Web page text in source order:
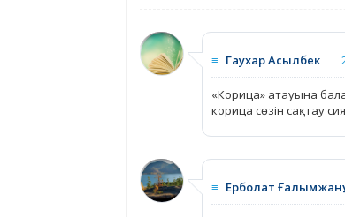
≡ Гаухар Асылбек
«Корица» атауына
корица сөзін сақтау
≡ Ерболат